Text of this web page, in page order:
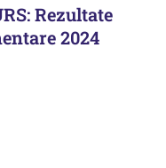
Rezultate
2024